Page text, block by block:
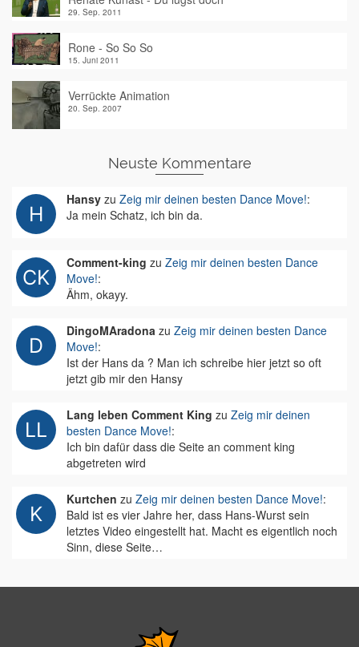
29. Sep. 2011
Rone - So So So
15. Juni 2011
Verrückte Animation
20. Sep. 2007
Neuste Kommentare
Hansy zu Zeig mir deinen besten Dance Move!:
Ja mein Schatz, ich bin da.
Comment-king zu Zeig mir deinen besten Dance
Move!:
Ähm, okayy.
DingoMAradona zu Zeig mir deinen besten Dance
Move!:
Ist der Hans da ? Man ich schreibe hier jetzt so oft
jetzt gib mir den Hansy
Lang leben Comment King zu Zeig mir deinen
besten Dance Move!:
Ich bin dafür dass die Seite an comment king
abgetreten wird
Kurtchen zu Zeig mir deinen besten Dance Move!:
Bald ist es vier Jahre her, dass Hans-Wurst sein
letztes Video eingestellt hat. Macht es eigentlich noch
Sinn, diese Seite…